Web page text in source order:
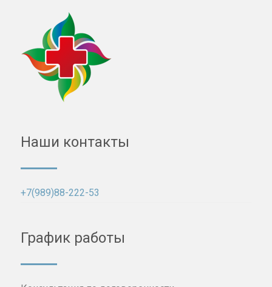
Наши контакты
+7(989)88-222-53
График работы